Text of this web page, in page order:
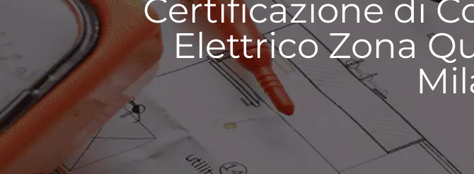
Certificazione di
Elettrico Zona